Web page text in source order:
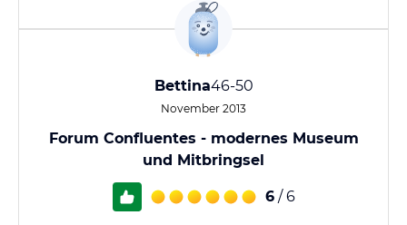
Bettina46-50
November 2013
Forum Confluentes - modernes Museum
und Mitbringsel
6 / 6